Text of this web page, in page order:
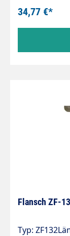
34,77 €*
Flansch ZF-
Typ: